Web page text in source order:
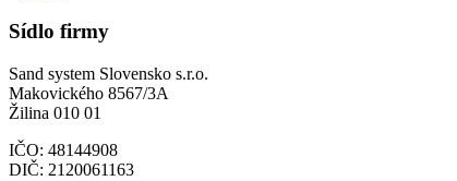
Sídlo firmy
Sand system Slovensko s.r.o.
Makovického 8567/3A
Žilina 010 01
IČO: 48144908
DIČ: 2120061163